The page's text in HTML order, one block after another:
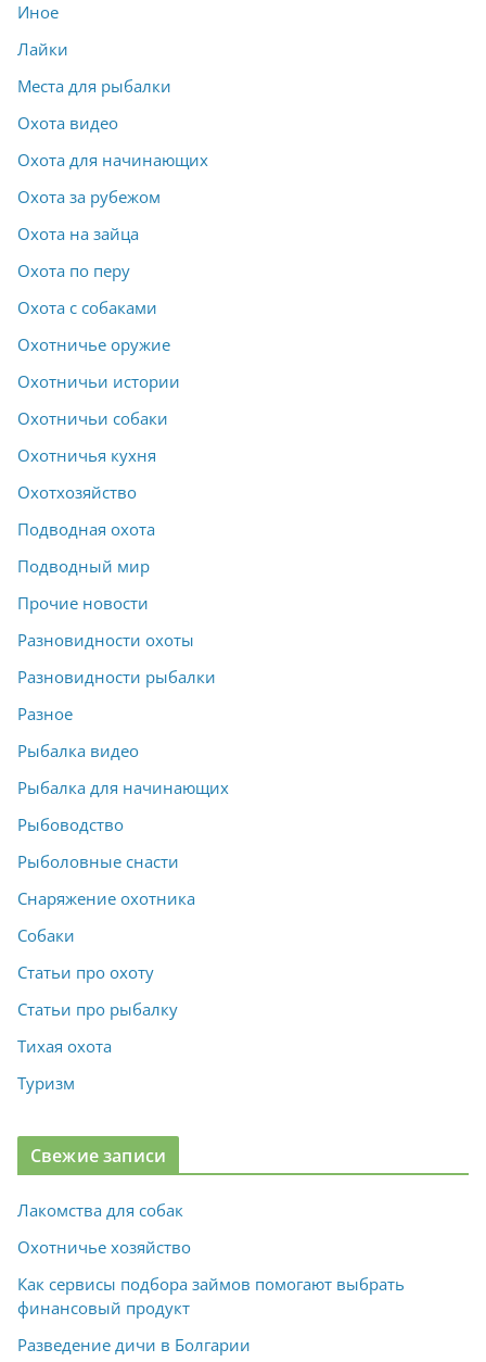
Иное
Лайки
Места для рыбалки
Охота видео
Охота для начинающих
Охота за рубежом
Охота на зайца
Охота по перу
Охота с собаками
Охотничье оружие
Охотничьи истории
Охотничьи собаки
Охотничья кухня
Охотхозяйство
Подводная охота
Подводный мир
Прочие новости
Разновидности охоты
Разновидности рыбалки
Разное
Рыбалка видео
Рыбалка для начинающих
Рыбоводство
Рыболовные снасти
Снаряжение охотника
Собаки
Статьи про охоту
Статьи про рыбалку
Тихая охота
Туризм
Свежие записи
Лакомства для собак
Охотничье хозяйство
Как сервисы подбора займов помогают выбрать
финансовый продукт
Разведение дичи в Болгарии